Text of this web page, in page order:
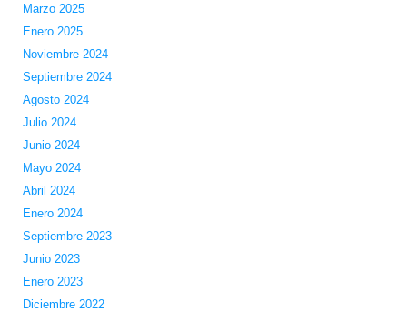
Marzo 2025
Enero 2025
Noviembre 2024
Septiembre 2024
Agosto 2024
Julio 2024
Junio 2024
Mayo 2024
Abril 2024
Enero 2024
Septiembre 2023
Junio 2023
Enero 2023
Diciembre 2022